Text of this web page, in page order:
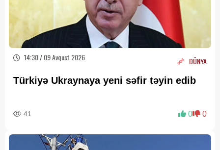
14:30 / 09 Avqust 2026 DÜNYA
Türkiyə Ukraynaya yeni səfir təyin edib
41 0 0